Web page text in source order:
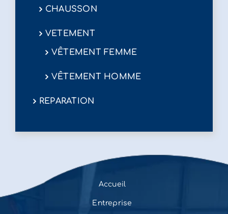
CHAUSSON
VETEMENT
VÊTEMENT FEMME
VÊTEMENT HOMME
REPARATION
Accueil
Entreprise